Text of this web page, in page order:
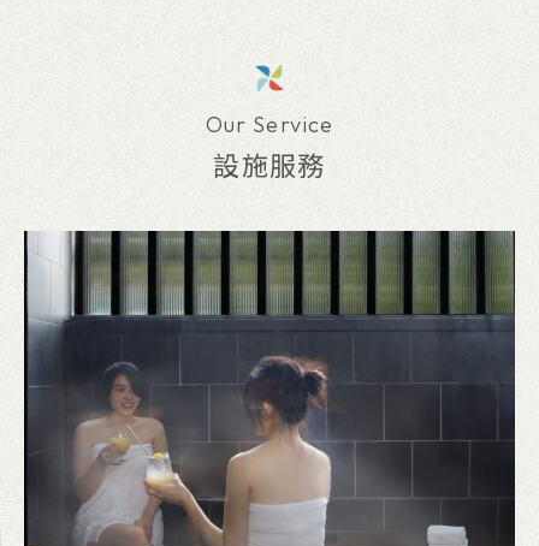
Our Service
設施服務